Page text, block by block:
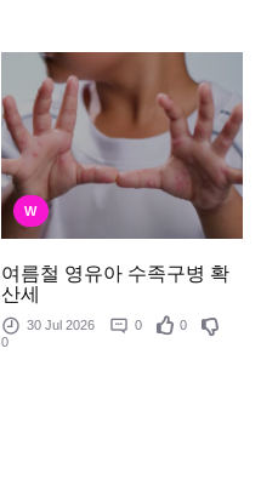
W
여름철 영유아 수족구병 확
산세
30 Jul 2026 0
0
0